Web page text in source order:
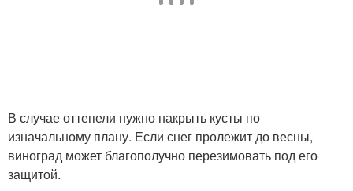
В случае оттепели нужно накрыть кусты по
изначальному плану. Если снег пролежит до весны,
виноград может благополучно перезимовать под его
защитой.